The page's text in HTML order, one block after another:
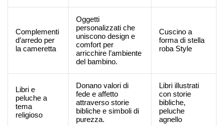
Complementi
d’arredo per
la cameretta
Oggetti
personalizzati che
uniscono design e
comfort per
arricchire l’ambiente
del bambino.
Cuscino a
forma di stella
roba Style
Libri e
peluche a
tema
religioso
Donano valori di
fede e affetto
attraverso storie
bibliche e simboli di
purezza.
Libri illustrati
con storie
bibliche,
peluche
agnello